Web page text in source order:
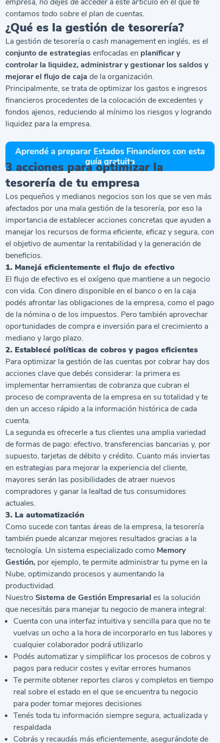
contamos todo sobre elplan de cuentas.
¿Qué es la gestión de tesorería?
La gestión de tesorería ocash managementen inglés, es el
conjunto de estrategiasenfocadas en planificar y
controlar la liquidez, administrar y gestionar los saldos y
mejorar el flujo de caja de la organización.
Principalmente, se trata de optimizar los gastos e ingresos
financieros procedentes de la colocación de excedentes y
fondos ajenos, reduciendo al mínimo los riesgos y logrando
liquidez para la empresa.
3 acciones para optimizar la
tesorería de tu empresa
Los pequeños y medianos negocios son los que se ven más
afectados por una mala gestión de la tesorería, por eso la
importancia de establecer acciones concretas que ayuden a
manejar los recursos de forma eficiente, eficaz y segura, con
el objetivo de aumentar la rentabilidad y la generación de
beneficios.
1. Manejá eficientemente el flujo de efectivo
El flujo de efectivo es el oxígeno que mantiene a un negocio
con vida. Con dinero disponible en el banco o en la caja
podés afrontar las obligaciones de la empresa, como el pago
de la nómina o de los impuestos. Pero también aprovechar
oportunidades de compra e inversión para el crecimiento a
mediano y largo plazo.
2. Establecé políticas de cobros y pagos eficientes
Para optimizar la gestión de las cuentas por cobrar hay dos
acciones clave que debés considerar: la primera es
implementar herramientas de cobranza que cubran el
proceso de compraventa de la empresa en su totalidad y te
den un acceso rápido a la información histórica de cada
cuenta.
La segunda es ofrecerle a tus clientes una amplia variedad
de formas de pago: efectivo, transferencias bancarias y, por
supuesto, tarjetas de débito y crédito. Cuanto más inviertas
en estrategias para mejorar la experiencia del cliente,
mayores serán las posibilidades de atraer nuevos
compradores y ganar la lealtad de tus consumidores
actuales.
3. La automatización
Como sucede con tantas áreas de la empresa, la tesorería
también puede alcanzar mejores resultados gracias a la
tecnología. Un sistema especializado como Memory
Gestión, por ejemplo, te permite administrar tu pyme en la
Nube, optimizando procesos y aumentando la
productividad.
NuestroSistema de Gestión Empresarial es la solución
que necesitás para manejar tu negocio de manera integral:
Cuenta con una interfaz intuitiva y sencilla para que no te
vuelvas un ocho a la hora de incorporarlo en tus labores y
cualquier colaborador podrá utilizarlo
Podés automatizar y simplificar los procesos de cobros y
pagos para reducir costes y evitar errores humanos
Te permite obtener reportes claros y completos en tiempo
real sobre el estado en el que se encuentra tu negocio
para poder tomar mejores decisiones
Tenés toda tu información siempre segura, actualizada y
respaldada
Cobrás y recaudás más eficientemente, asegurándote de